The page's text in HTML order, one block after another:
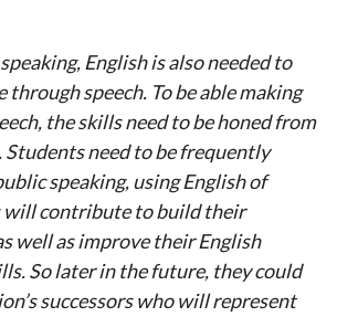
English is also needed to
through speech. To be able making
the skills need to be honed from
Students need to be frequently
speaking, using English of
will contribute to build their
well as improve their English
So later in the future, they could
successors who will represent